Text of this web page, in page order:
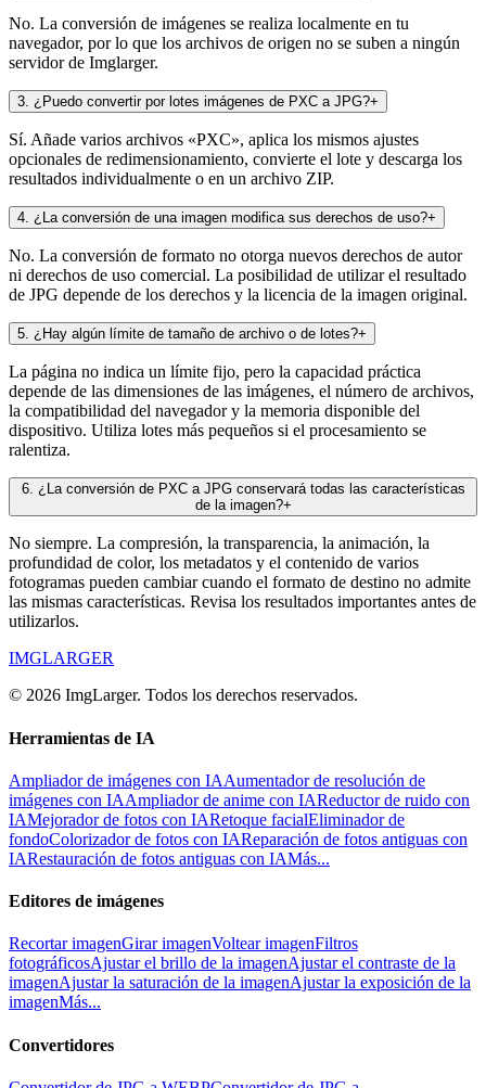
No. La conversión de imágenes se realiza localmente en tu
navegador, por lo que los archivos de origen no se suben a ningún
servidor de Imglarger.
3. ¿Puedo convertir por lotes imágenes de PXC a JPG?+
Sí. Añade varios archivos «PXC», aplica los mismos ajustes
opcionales de redimensionamiento, convierte el lote y descarga los
resultados individualmente o en un archivo ZIP.
4. ¿La conversión de una imagen modifica sus derechos de uso?+
No. La conversión de formato no otorga nuevos derechos de autor
ni derechos de uso comercial. La posibilidad de utilizar el resultado
de JPG depende de los derechos y la licencia de la imagen original.
5. ¿Hay algún límite de tamaño de archivo o de lotes?+
La página no indica un límite fijo, pero la capacidad práctica
depende de las dimensiones de las imágenes, el número de archivos,
la compatibilidad del navegador y la memoria disponible del
dispositivo. Utiliza lotes más pequeños si el procesamiento se
ralentiza.
6. ¿La conversión de PXC a JPG conservará todas las características
de la imagen?+
No siempre. La compresión, la transparencia, la animación, la
profundidad de color, los metadatos y el contenido de varios
fotogramas pueden cambiar cuando el formato de destino no admite
las mismas características. Revisa los resultados importantes antes de
utilizarlos.
IMGLARGER
© 2026 ImgLarger. Todos los derechos reservados.
Herramientas de IA
Ampliador de imágenes con IAAumentador de resolución de
imágenes con IAAmpliador de anime con IAReductor de ruido con
IAMejorador de fotos con IARetoque facialEliminador de
fondoColorizador de fotos con IAReparación de fotos antiguas con
IARestauración de fotos antiguas con IAMás...
Editores de imágenes
Recortar imagenGirar imagenVoltear imagenFiltros
fotográficosAjustar el brillo de la imagenAjustar el contraste de la
imagenAjustar la saturación de la imagenAjustar la exposición de la
imagenMás...
Convertidores